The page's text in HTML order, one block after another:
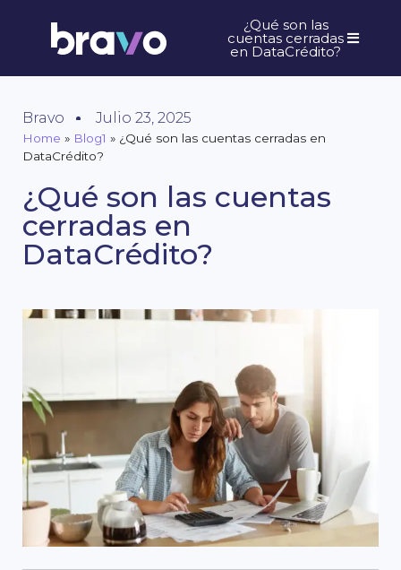
¿Qué son las
cuentas cerradas
en DataCrédito?
Bravo Julio 23, 2025
Home » Blog1 » ¿Qué son las cuentas cerradas en
DataCrédito?
¿Qué son las cuentas
cerradas en
DataCrédito?